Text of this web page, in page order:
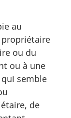
au
ou du
ou à une
semble
de